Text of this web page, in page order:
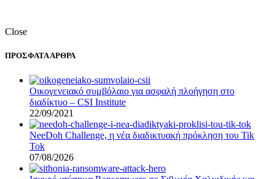
Close
ΠΡΟΣΦΑΤΑ ΑΡΘΡΑ
Οικογενειακό συμβόλαιο για ασφαλή πλοήγηση στο
διαδίκτυο – CSI Institute
22/09/2021
NeeDoh Challenge, η νέα διαδικτυακή πρόκληση του Tik
Tok
07/08/2026